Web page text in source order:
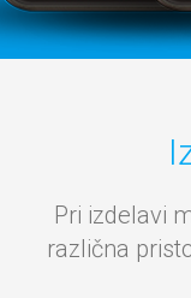
Pri izdelavi
različna